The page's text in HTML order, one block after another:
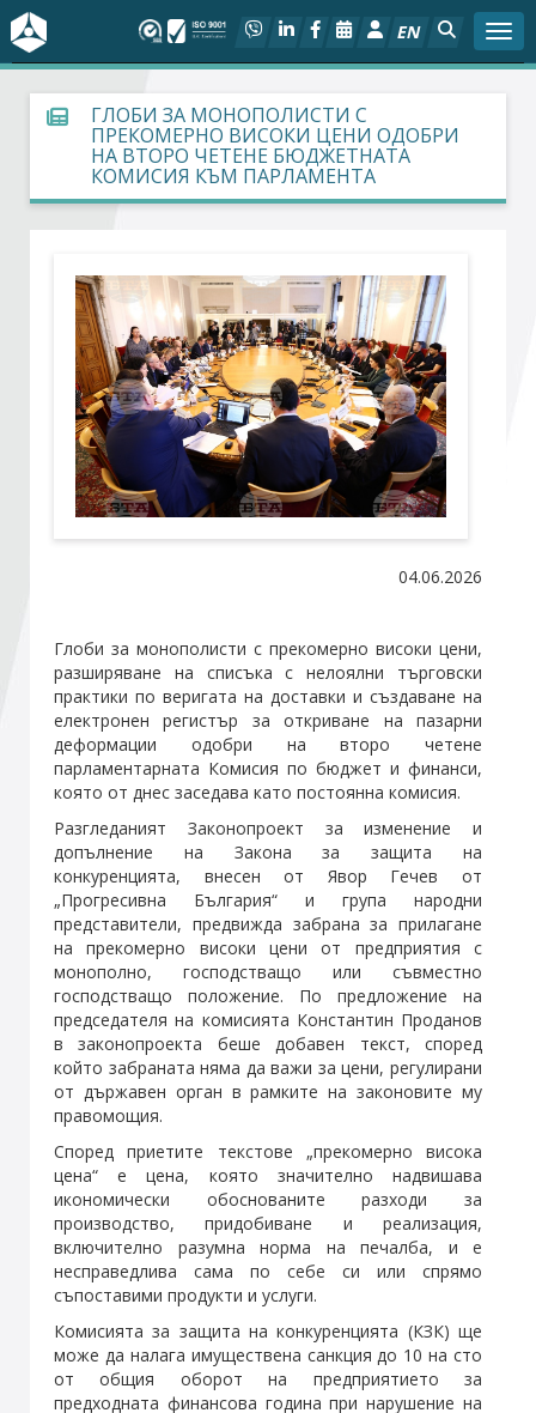
EN
За БСК
На фокус
Актуално
Социален диалог
Дейности
Арбитражен съд
Проекти
Членове
Абонирайте се!
ГЛОБИ ЗА МОНОПОЛИСТИ С
ПРЕКОМЕРНО ВИСОКИ ЦЕНИ ОДОБРИ
НА ВТОРО ЧЕТЕНЕ БЮДЖЕТНАТА
КОМИСИЯ КЪМ ПАРЛАМЕНТА
04.06.2026
Глоби за монополисти с прекомерно високи цени,
разширяване на списъка с нелоялни търговски
практики по веригата на доставки и създаване на
електронен регистър за откриване на пазарни
деформации одобри на второ четене
парламентарната Комисия по бюджет и финанси,
която от днес заседава като постоянна комисия.
Разгледаният Законопроект за изменение и
допълнение на Закона за защита на
конкуренцията, внесен от Явор Гечев от
„Прогресивна България“ и група народни
представители, предвижда забрана за прилагане
на прекомерно високи цени от предприятия с
монополно, господстващо или съвместно
господстващо положение. По предложение на
председателя на комисията Константин Проданов
в законопроекта беше добавен текст, според
който забраната няма да важи за цени, регулирани
от държавен орган в рамките на законовите му
правомощия.
Според приетите текстове „прекомерно висока
цена“ е цена, която значително надвишава
икономически обоснованите разходи за
производство, придобиване и реализация,
включително разумна норма на печалба, и е
несправедлива сама по себе си или спрямо
съпоставими продукти и услуги.
Комисията за защита на конкуренцията (КЗК) ще
може да налага имуществена санкция до 10 на сто
от общия оборот на предприятието за
предходната финансова година при нарушение на